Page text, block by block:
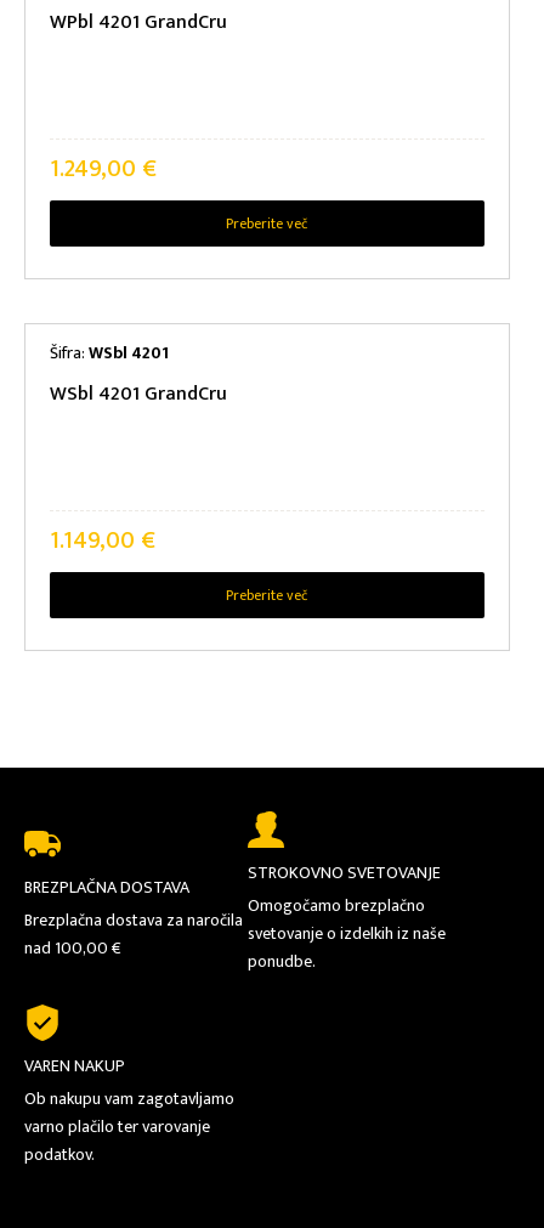
ENERGIJSKA UČINKOVITOST
PRODUCT KLIMATSKI RAZRED
MERE NIŠE: V/Š/G
MOČ PRIKLJUČKA
PRODUCT NAPETOST
WPbl 4201 GrandCru
1.249,00 €
Preberite več
Šifra:WSbl 4201
WSbl 4201 GrandCru
1.149,00 €
Preberite več
BREZPLAČNA DOSTAVA
Brezplačna dostava za naročila
nad 100,00 €
STROKOVNO SVETOVANJE
Omogočamo brezplačno
svetovanje o izdelkih iz naše
ponudbe.
VAREN NAKUP
Ob nakupu vam zagotavljamo
varno plačilo ter varovanje
podatkov.